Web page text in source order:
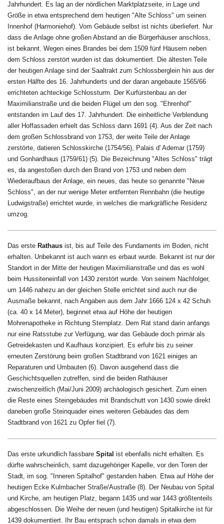
Jahrhundert. Es lag an der nördlichen Marktplatzseite, in Lage und
Größe in etwa entsprechend dem heutigen "Alte Schloss" um seinen
Innenhof (Harmoniehof). Vom Gebäude selbst ist nichts überliefert. Nur
dass die Anlage ohne großen Abstand an die Bürgerhäuser anschloss,
ist bekannt. Wegen eines Brandes bei dem 1509 fünf Häusern neben
dem Schloss zerstört wurden ist das dokumentiert. Die ältesten Teile
der heutigen Anlage sind der Saaltrakt zum Schlossberglein hin aus der
ersten Hälfte des 16. Jahrhunderts und der daran angebaute 1565/66
errichteten achteckige Schlossturm. Der Kurfürstenbau an der
Maximilianstraße und die beiden Flügel um den sog. "Ehrenhof"
entstanden im Lauf des 17. Jahrhundert. Die einheitliche Verblendung
aller Hoffassaden erhielt das Schloss dann 1691 (4). Aus der Zeit nach
dem großen Schlossbrand von 1753, der weite Teile der Anlage
zerstörte, datieren Schlosskirche (1754/56), Palais d' Ademar (1759)
und Gonhardhaus (1759/61) (5). Die Bezeichnung "Altes Schloss" trägt
es, da angestoßen durch den Brand von 1753 und neben dem
Wiederaufbaus der Anlage, ein neues, das heute so genannte "Neue
Schloss", an der nur wenige Meter entfernten Rennbahn (die heutige
Ludwigstraße) errichtet wurde, in welches die markgräfliche Residenz
umzog.
Das erste Rathaus ist, bis auf Teile des Fundaments im Boden, nicht
erhalten. Unbekannt ist auch wann es erbaut wurde. Bekannt ist nur der
Standort in der Mitte der heutigen Maximilianstraße und das es wohl
beim Hussiteneinfall von 1430 zerstört wurde. Von seinem Nachfolger,
um 1446 nahezu an der gleichen Stelle errichtet sind auch nur die
Ausmaße bekannt, nach Angaben aus dem Jahr 1666 124 x 42 Schuh
(ca. 40 x 14 Meter), beginnet etwa auf Höhe der heutigen
Mohrenapotheke in Richtung Sternplatz. Dem Rat stand darin anfangs
nur eine Ratsstube zur Verfügung, war das Gebäude doch primär als
Getreidekasten und Kaufhaus konzipiert. Es erfuhr bis zu seiner
erneuten Zerstörung beim großen Stadtbrand von 1621 einiges an
Reparaturen und Umbauten (6). Davon ausgehend dass die
Geschichtsquellen zutreffen, sind die beiden Rathäuser
zwischenzeitlich (Mai/Juni 2009) archäologisch gesichert. Zum einen
die Reste eines Steingebäudes mit Brandschutt von 1430 sowie direkt
daneben große Steinquader eines weiteren Gebäudes das dem
Stadtbrand von 1621 zu Opfer fiel (7).
Das erste urkundlich fassbare Spital ist ebenfalls nicht erhalten. Es
dürfte wahrscheinlich, samt dazugehöriger Kapelle, vor den Toren der
Stadt, im sog. "Inneren Spitalhof" gestanden haben. Etwa auf Höhe der
heutigen Ecke Kulmbacher Straße/Austraße (8). Der Neubau von Spital
und Kirche, am heutigen Platz, begann 1435 und war 1443 größtenteils
abgeschlossen. Die Weihe der neuen (und heutigen) Spitalkirche ist für
1439 dokumentiert. Ihr Bau entsprach schon damals in etwa dem